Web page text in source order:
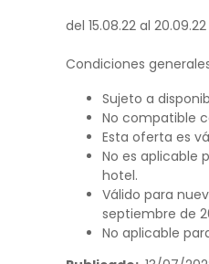
del 15.08.22 al 20.09.22
Condiciones
Sujeto a
No compatible
Esta oferta es
No es aplicable
hotel.
Válido para
septiembre de
No aplicable